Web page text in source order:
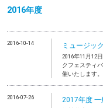
2016年度
2016-10-14 ミュージッ
2016年11月12
クフェスティ
催いたします。
2016-07-26 2017年度 一